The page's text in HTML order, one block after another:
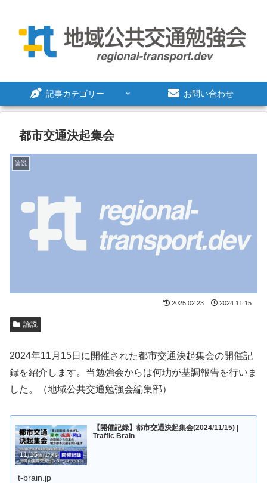
記事カテゴリー お問い合わせ
都市交通決起集会
論説
2025.02.23 2024.11.15
論説
2024年11月15日に開催された都市交通決起集会の開催記
録を紹介します。当勉強会からは何玏が基調報告を行いま
した。（地域公共交通勉強会編集部）
【開催記録】都市交通決起集会(2024/11/15) |
Traffic Brain
t-brain.jp